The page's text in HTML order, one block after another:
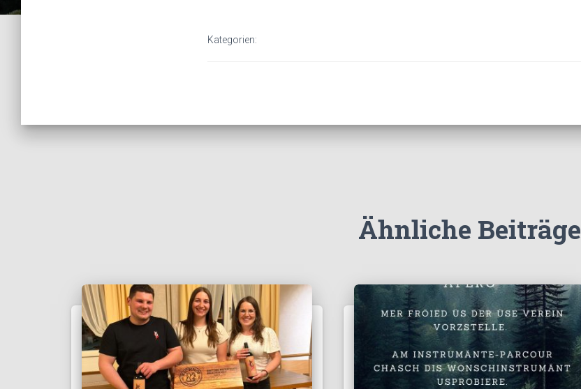
Kategorien:
Ähnliche Beiträge